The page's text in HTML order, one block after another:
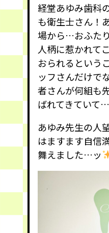
経堂あゆみ歯科
も衛生士さん！
場から…おふた
人柄に惹かれて
おられるという
ッフさんだけで
者さんが何組も
ばれてきていて
あゆみ先生の人
はますます自信
舞えました…ッ